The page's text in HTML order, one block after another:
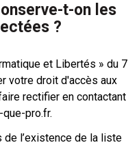
t-on les
?
et Libertés » du 7
votre droit d'accès aux
rectifier en contactant
pro.fr.
de l’existence de la liste